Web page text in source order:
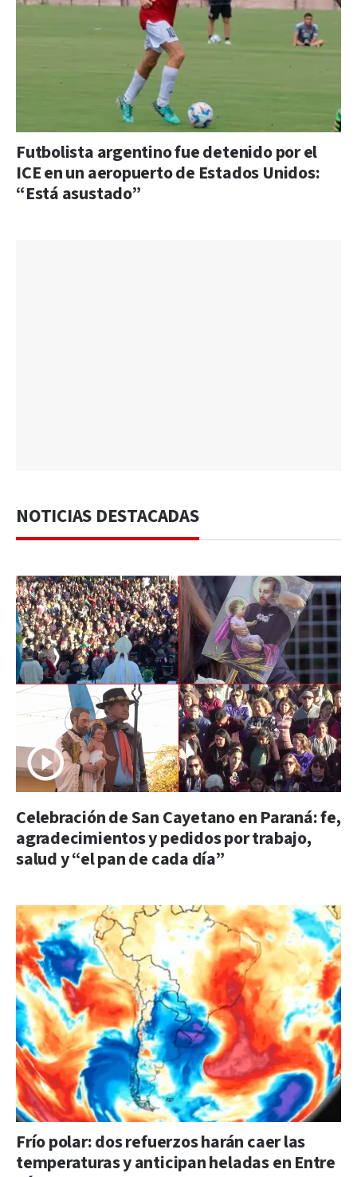
Futbolista argentino fue detenido por el
ICE en un aeropuerto de Estados Unidos:
“Está asustado”
NOTICIAS DESTACADAS
Celebración de San Cayetano en Paraná: fe,
agradecimientos y pedidos por trabajo,
salud y “el pan de cada día”
Frío polar: dos refuerzos harán caer las
temperaturas y anticipan heladas en Entre